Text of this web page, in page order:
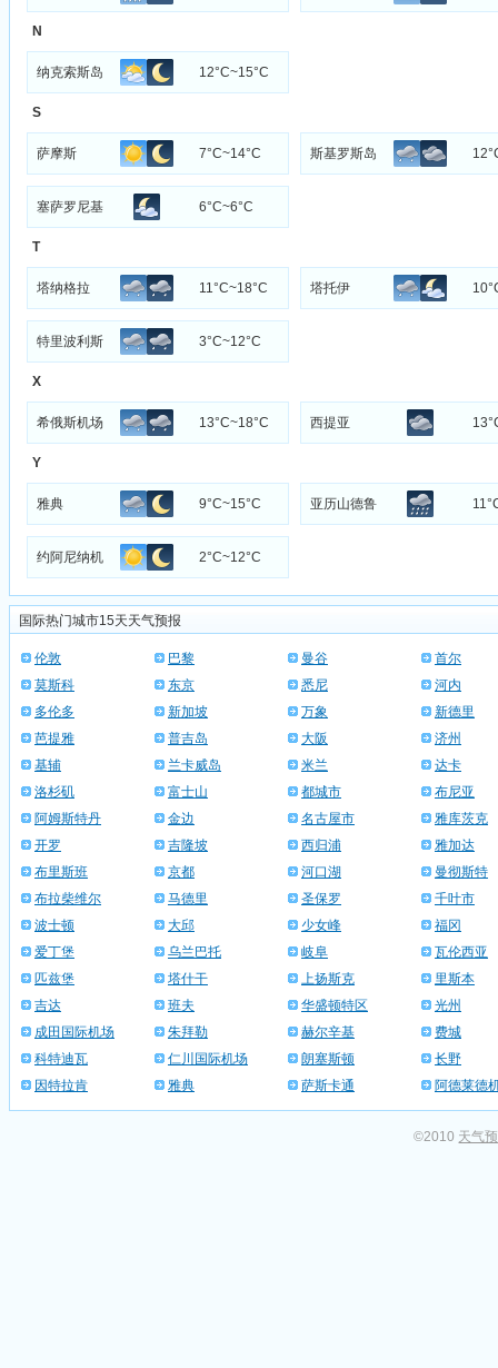
N
纳克索斯岛 12°C~15°C
S
萨摩斯 7°C~14°C 斯基罗斯岛
塞萨罗尼基 6°C~6°C
T
塔纳格拉 11°C~18°C 塔托伊
特里波利斯 3°C~12°C
X
希俄斯机场 13°C~18°C 西提亚
Y
雅典 9°C~15°C 亚历山德鲁
约阿尼纳机 2°C~12°C
国际热门城市15天天气预报
伦敦 巴黎 曼谷
首尔
莫斯科
东京 悉尼
河内
多伦多
新加坡 万象
新德里
芭提雅
普吉岛 大阪
济州
基辅
兰卡威岛 米兰
达卡
洛杉矶
富士山 都城市
布尼亚
阿姆斯特丹
金边 名古屋市
雅库茨克
开罗
吉隆坡 西归浦
雅加达
布里斯班
京都 河口湖
曼彻斯特
布拉柴维尔
马德里 圣保罗
千叶市
波士顿
大邱 少女峰
福冈
爱丁堡
乌兰巴托 岐阜
瓦伦西亚
匹兹堡
塔什干 上扬斯克
里斯本
吉达
班夫 华盛顿特区
光州
成田国际机场
朱拜勒 赫尔辛基
费城
科特迪瓦
仁川国际机场 朗塞斯顿
长野
因特拉肯
雅典 萨斯卡通 阿德莱德
©2010 天气